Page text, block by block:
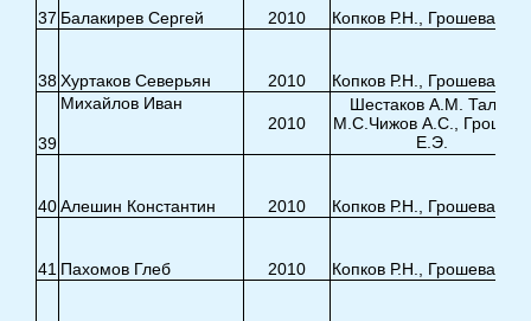
37 Балакирев Сергей 2010 Копков Р.Н., Грошева Е.Э.
38Хуртаков Северьян 2010 Копков Р.Н., Грошева Е.Э.
39
Михайлов Иван
2010
Шестаков А.М. Талья
М.С.Чижов А.С., Грошева
Е.Э.
40Алешин Константин 2010 Копков Р.Н., Грошева Е.Э.
41 Пахомов Глеб 2010 Копков Р.Н., Грошева Е.Э.